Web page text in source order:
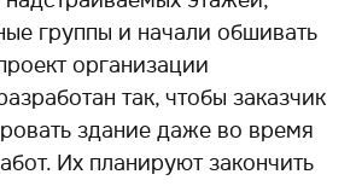
группы и начали обшивать
организации
так, чтобы заказчик
здание даже во время
Их планируют закончить